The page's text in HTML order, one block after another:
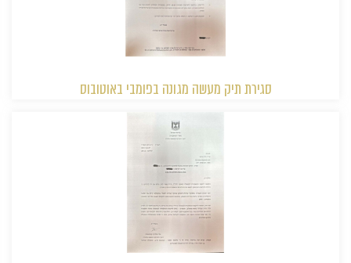
סגירת תיק מעשה מגונה בפומבי באוטובוס